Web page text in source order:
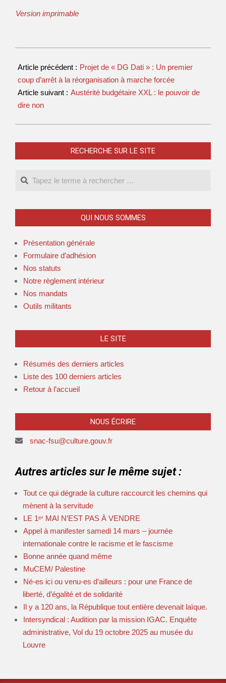
Version imprimable
Article précédent : Projet de « DG Dati » : Un premier
coup d’arrêt à la réorganisation à marche forcée
Article suivant : Austérité budgétaire XXL : le pouvoir de
dire non
RECHERCHE SUR LE SITE
QUI NOUS SOMMES
Présentation générale
Formulaire d’adhésion
Nos statuts
Notre règlement intérieur
Nos mandats
Outils militants
LE SITE
Résumés des derniers articles
Liste des 100 derniers articles
Retour à l’accueil
NOUS ÉCRIRE
snac-fsu@culture.gouv.fr
Autres articles sur le même sujet :
Tout ce qui dégrade la culture raccourcit les chemins qui
mènent à la servitude
LE 1ᵉʳ MAI N’EST PAS À VENDRE
Appel à manifester samedi 14 mars – journée
internationale contre le racisme et le fascisme
Bonne année quand même
MuCEM/ Palestine
Né-es ici ou venu-es d’ailleurs : pour une France de
liberté, d’égalité et de solidarité
Il y a 120 ans, la République tout entière devenait laïque.
Intersyndical : Audition par la mission IGAC. Enquête
administrative, Vol du 19 octobre 2025 au musée du
Louvre